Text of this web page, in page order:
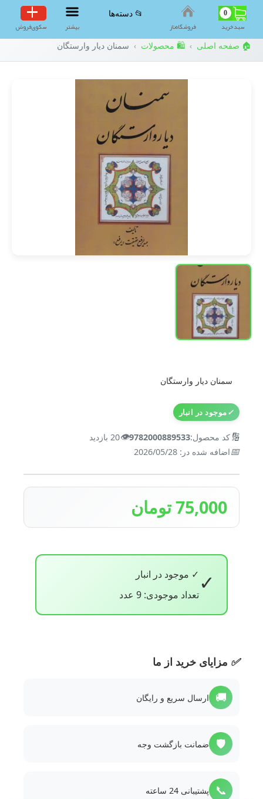
0
سبد‌خرید فروشگاه‌ناز
📂 دسته‌ها
بیشتر سکوی‌فروش
🏠 صفحه اصلی › 🛍️ محصولات › سمنان دیار وارستگان
سمنان دیار وارستگان
✓موجود در انبار
🔢کد محصول:9782000889533
👁️20 بازدید
📅اضافه شده در: 2026/05/28
75,000 تومان
✓ ✓ موجود در انبار
تعداد موجودی: 9 عدد
✅ مزایای خرید از ما
🚚 ارسال سریع و رایگان
🛡️ ضمانت بازگشت وجه
📞 پشتیبانی 24 ساعته